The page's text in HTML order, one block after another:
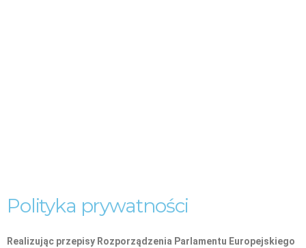
Polityka prywatności
Realizując przepisy Rozporządzenia Parlamentu Europejskiego